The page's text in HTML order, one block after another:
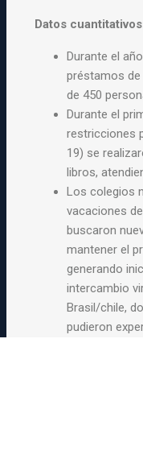
Datos
Durante el
préstamos de
de 450
Durante el
restricciones
19) se
libros,
Los colegios
vacaciones
buscaron
mantener el
generando
intercambio
Brasil/chile,
pudieron